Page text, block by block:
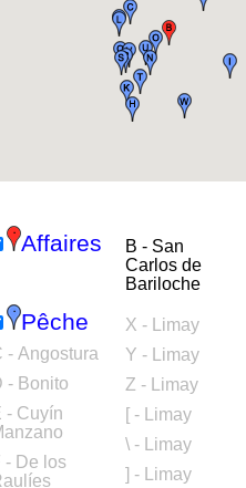
Affaires
B - San
Carlos de
Bariloche
Pêche
- Angostura
- Bonito
- Cuyín
- De los
X - Limay
Y - Limay
Z - Limay
[ - Limay
\ - Limay
] - Limay